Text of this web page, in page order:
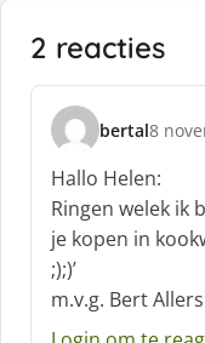
2 reacties
bertal
s
c
h
r
e
e
f
8
Hallo Helen:
Ringen welek ik
je kopen in
;);)’
m.v.g. Bert Allers